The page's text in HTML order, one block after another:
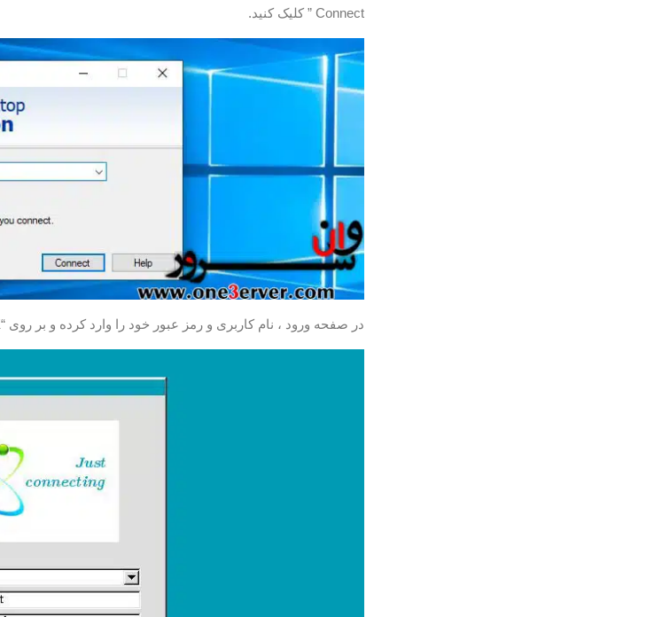
Connect ” کلیک کنید.
در صفحه ورود ، نام کاربری و رمز عبور خود را وارد کرده و بر روی “OK” کلیک کنید.